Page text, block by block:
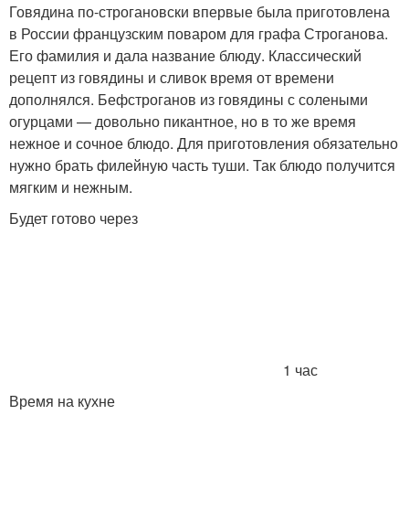
Говядина по-строгановски впервые была приготовлена
в России французским поваром для графа Строганова.
Его фамилия и дала название блюду. Классический
рецепт из говядины и сливок время от времени
дополнялся. Бефстроганов из говядины с солеными
огурцами — довольно пикантное, но в то же время
нежное и сочное блюдо. Для приготовления обязательно
нужно брать филейную часть туши. Так блюдо получится
мягким и нежным.
Будет готово через
1 час
Время на кухне